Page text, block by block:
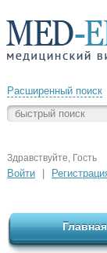
Расширенный поиск
Здравствуйте, Гость
Войти
Главная